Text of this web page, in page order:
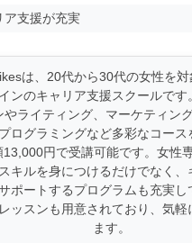
ア支援が充実
は、20代から30代の女性を
ンのキャリア支援スクールです
やライティング、マーケティン
ログラミングなど多彩なコース
13,000円で受講可能です。女性
キルを身につけるだけでなく、
ポートするプログラムも充実し
ッスンも用意されており、気軽
ます。